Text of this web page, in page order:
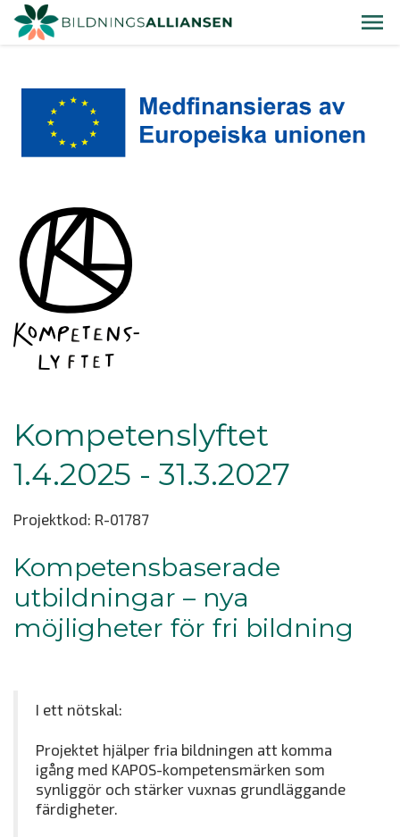
Kompetenslyftet
1.4.2025 - 31.3.2027
Projektkod: R-01787
Kompetensbaserade
utbildningar – nya
möjligheter för fri bildning
I ett nötskal:
Projektet hjälper fria bildningen att komma
igång med KAPOS-kompetensmärken som
synliggör och stärker vuxnas grundläggande
färdigheter.